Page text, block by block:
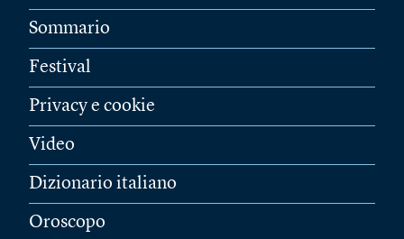
Sommario
Festival
Privacy e cookie
Video
Dizionario italiano
Oroscopo